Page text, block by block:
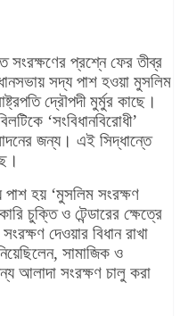
সংরক্ষণের প্রশ্নে ফের তীব্র
সদ্য পাশ হওয়া মুসলিম
দ্রৌপদী মুর্মুর কাছে।
‘সংবিধানবিরোধী’
জন্য। এই সিদ্ধান্তে
পাশ হয় ‘মুসলিম সংরক্ষণ
চুক্তি ও টেন্ডারের ক্ষেত্রে
দেওয়ার বিধান রাখা
সামাজিক ও
আলাদা সংরক্ষণ চালু করা